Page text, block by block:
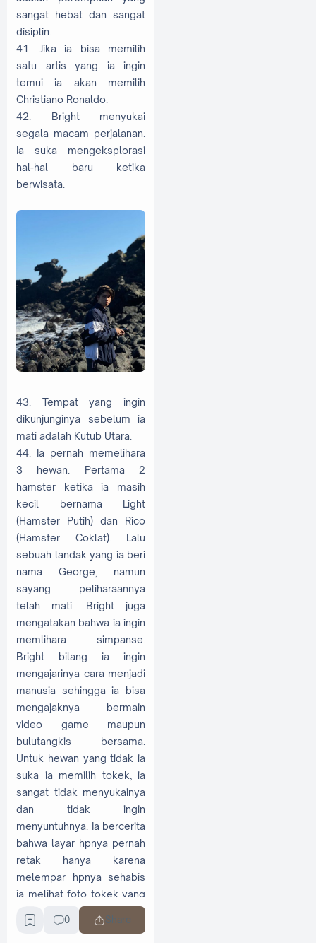
sangat hebat dan sangat
disiplin.
41. Jika ia bisa memilih
satu artis yang ia ingin
temui ia akan memilih
Christiano Ronaldo.
42. Bright menyukai
segala macam perjalanan.
Ia suka mengeksplorasi
hal-hal baru ketika
berwisata.
43. Tempat yang ingin
dikunjunginya sebelum ia
mati adalah Kutub Utara.
44. Ia pernah memelihara
3 hewan. Pertama 2
hamster ketika ia masih
kecil bernama Light
(Hamster Putih) dan Rico
(Hamster Coklat). Lalu
sebuah landak yang ia beri
nama George, namun
sayang peliharaannya
telah mati. Bright juga
mengatakan bahwa ia ingin
memlihara simpanse.
Bright bilang ia ingin
mengajarinya cara menjadi
manusia sehingga ia bisa
mengajaknya bermain
video game maupun
bulutangkis bersama.
Untuk hewan yang tidak ia
suka ia memilih tokek, ia
sangat tidak menyukainya
dan tidak ingin
menyuntuhnya. Ia bercerita
bahwa layar hpnya pernah
retak hanya karena
melempar hpnya sehabis
ia melihat foto tokek yang
dikirimkan temannya.
45. Bright takut dengan
0 Share